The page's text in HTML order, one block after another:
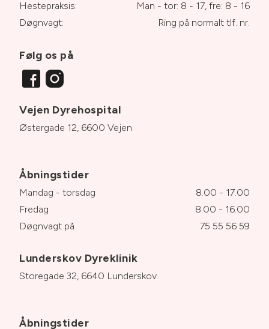
Hestepraksis:
Man - tor: 8 - 17, fre: 8 - 16
Døgnvagt:
Ring på normalt tlf. nr.
Følg os på
Vejen Dyrehospital
Østergade 12, 6600 Vejen
Åbningstider
Mandag - torsdag
8.00 - 17.00
Fredag
8.00 - 16.00
Døgnvagt på
75 55 56 59
Lunderskov Dyreklinik
Storegade 32, 6640 Lunderskov
Åbningstider